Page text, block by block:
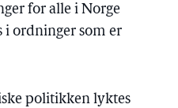
for alle i Norge
i ordninger som er
politikken lyktes